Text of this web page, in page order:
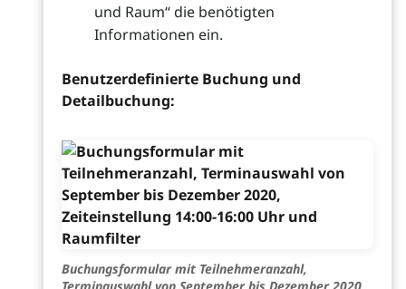
und Raum“ die benötigten
Informationen ein.
Benutzerdefinierte Buchung und
Detailbuchung:
Buchungsformular mit Teilnehmeranzahl,
Terminauswahl von September bis Dezember 2020,